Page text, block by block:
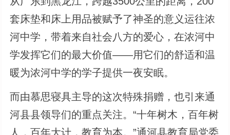
套床垫和床上用品被赋予了神圣的意义运往浓
河中学，带着来自社会八方的爱心，在浓河中
学发挥它们的最大价值——用它们的舒适和温
暖为浓河中学的学子提供一夜安眠。
而由慕思寝具主导的这次特殊捐赠，也引来通
河县县领导们的重点关注。“十年树木，百年树
人，百年大计，教育为本。”通河县教育局党委